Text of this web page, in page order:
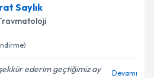
Talebini Gönder
Nariçin randevu takvimi talebi
randevu almanız için bir
e-posta ile bilgilendireceğiz.
Saylık
ederim geçtiğimiz ay
Devamı